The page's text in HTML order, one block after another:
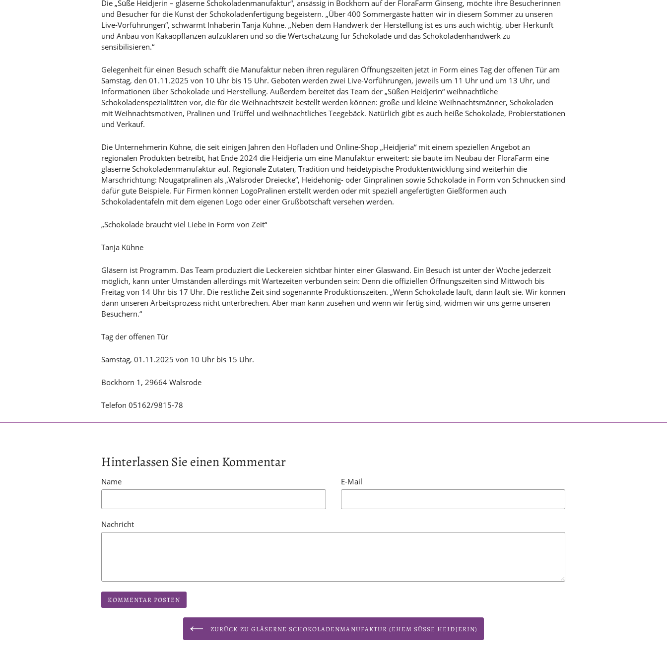
Die „Süße Heidjerin – gläserne Schokoladenmanufaktur“, ansässig in Bockhorn auf der FloraFarm Ginseng, möchte ihre Besucherinnen
und Besucher für die Kunst der Schokoladenfertigung begeistern. „Über 400 Sommergäste hatten wir in diesem Sommer zu unseren
Live-Vorführungen“, schwärmt Inhaberin Tanja Kühne. „Neben dem Handwerk der Herstellung ist es uns auch wichtig, über Herkunft
und Anbau von Kakaopflanzen aufzuklären und so die Wertschätzung für Schokolade und das Schokoladenhandwerk zu
sensibilisieren.“
Gelegenheit für einen Besuch schafft die Manufaktur neben ihren regulären Öffnungszeiten jetzt in Form eines Tag der offenen Tür am
Samstag, den 01.11.2025 von 10 Uhr bis 15 Uhr. Geboten werden zwei Live-Vorführungen, jeweils um 11 Uhr und um 13 Uhr, und
Informationen über Schokolade und Herstellung. Außerdem bereitet das Team der „Süßen Heidjerin“ weihnachtliche
Schokoladenspezialitäten vor, die für die Weihnachtszeit bestellt werden können: große und kleine Weihnachtsmänner, Schokoladen
mit Weihnachtsmotiven, Pralinen und Trüffel und weihnachtliches Teegebäck. Natürlich gibt es auch heiße Schokolade, Probierstationen
und Verkauf.
Die Unternehmerin Kühne, die seit einigen Jahren den Hofladen und Online-Shop „Heidjeria“ mit einem speziellen Angebot an
regionalen Produkten betreibt, hat Ende 2024 die Heidjeria um eine Manufaktur erweitert: sie baute im Neubau der FloraFarm eine
gläserne Schokoladenmanufaktur auf. Regionale Zutaten, Tradition und heidetypische Produktentwicklung sind weiterhin die
Marschrichtung: Nougatpralinen als „Walsroder Dreiecke“, Heidehonig- oder Ginpralinen sowie Schokolade in Form von Schnucken sind
dafür gute Beispiele. Für Firmen können LogoPralinen erstellt werden oder mit speziell angefertigten Gießformen auch
Schokoladentafeln mit dem eigenen Logo oder einer Grußbotschaft versehen werden.
„Schokolade braucht viel Liebe in Form von Zeit“
Tanja Kühne
Gläsern ist Programm. Das Team produziert die Leckereien sichtbar hinter einer Glaswand. Ein Besuch ist unter der Woche jederzeit
möglich, kann unter Umständen allerdings mit Wartezeiten verbunden sein: Denn die offiziellen Öffnungszeiten sind Mittwoch bis
Freitag von 14 Uhr bis 17 Uhr. Die restliche Zeit sind sogenannte Produktionszeiten. „Wenn Schokolade läuft, dann läuft sie. Wir können
dann unseren Arbeitsprozess nicht unterbrechen. Aber man kann zusehen und wenn wir fertig sind, widmen wir uns gerne unseren
Besuchern.“
Tag der offenen Tür
Samstag, 01.11.2025 von 10 Uhr bis 15 Uhr.
Bockhorn 1, 29664 Walsrode
Telefon 05162/9815-78
Hinterlassen Sie einen Kommentar
Name E-Mail
Nachricht
ZURÜCK ZU GLÄSERNE SCHOKOLADENMANUFAKTUR (EHEM SÜSSE HEIDJERIN)